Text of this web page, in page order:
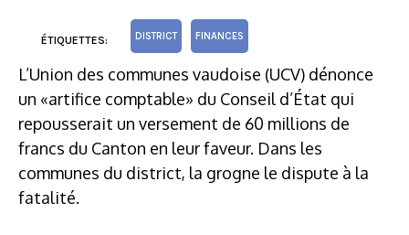
ÉTIQUETTES: DISTRICT FINANCES
L’Union des communes vaudoise (UCV) dénonce
un «artifice comptable» du Conseil d’État qui
repousserait un versement de 60 millions de
francs du Canton en leur faveur. Dans les
communes du district, la grogne le dispute à la
fatalité.